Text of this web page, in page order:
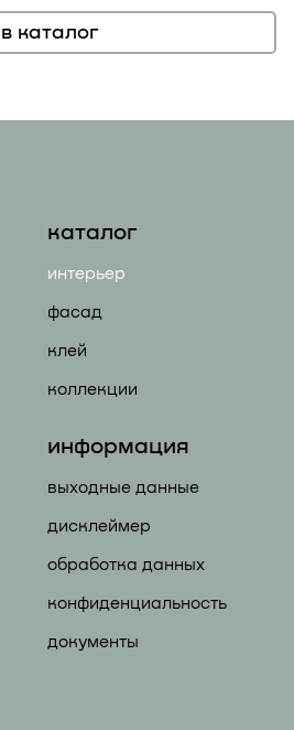
в каталог
каталог
интерьер
фасад
клей
коллекции
информация
выходные данные
дисклеймер
обработка данных
конфиденциальность
документы